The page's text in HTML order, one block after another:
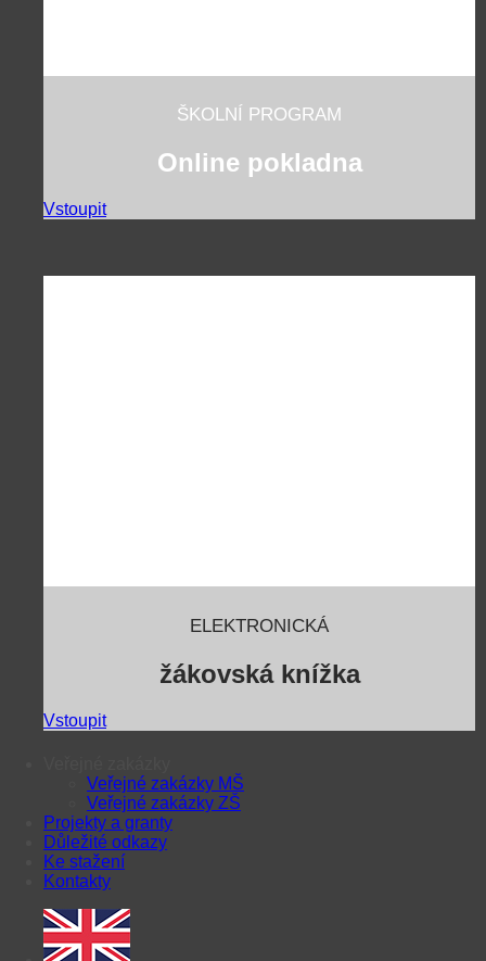
ŠKOLNÍ PROGRAM
Online pokladna
Vstoupit
ELEKTRONICKÁ
žákovská knížka
Vstoupit
Veřejné zakázky MŠ
Veřejné zakázky ZŠ
Projekty a granty
Důležité odkazy
Ke stažení
Kontakty